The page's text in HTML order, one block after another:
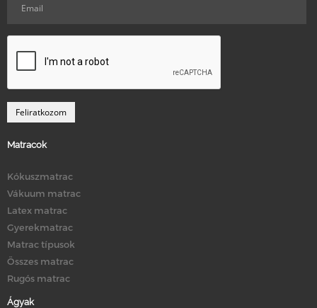
Matracok
Kókuszmatrac
Vákuum matrac
Latex matrac
Gyerekmatrac
Matrac típusok
Összes matrac
Rugós matrac
Ágyak